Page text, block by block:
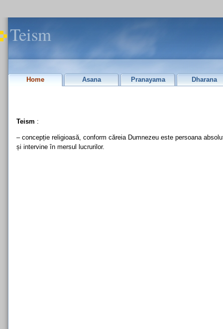
Teism
Home Asana Pranayama Dharana
Teism :
– concepție religioasă, conform căreia Dumnezeu este persoana
și intervine în mersul lucrurilor.